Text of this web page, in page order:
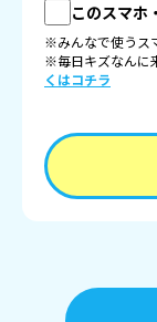
このスマホ
※みんなで使うス
※毎日キズなんに
くはコチラ